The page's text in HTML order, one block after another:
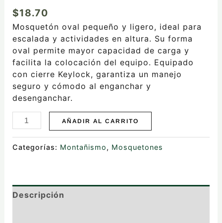
$18.70
Mosquetón oval pequeño y ligero, ideal para
escalada y actividades en altura. Su forma
oval permite mayor capacidad de carga y
facilita la colocación del equipo. Equipado
con cierre Keylock, garantiza un manejo
seguro y cómodo al enganchar y
desenganchar.
AÑADIR AL CARRITO
Categorías: Montañismo, Mosquetones
Descripción